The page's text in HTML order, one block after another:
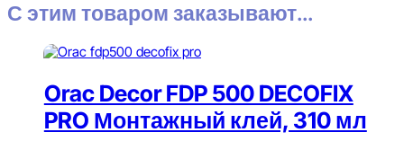
С этим товаром заказывают...
Orac Decor FDP 500 DECOFIX
PRO Монтажный клей, 310 мл